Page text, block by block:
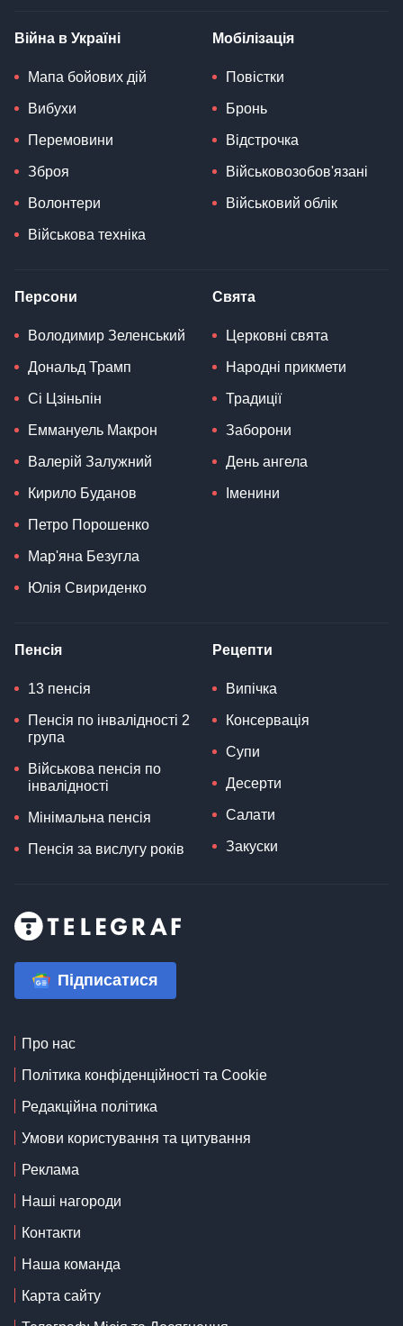
Війна в Україні
Мапа бойових дій
Вибухи
Перемовини
Зброя
Волонтери
Військова техніка
Мобілізація
Повістки
Бронь
Відстрочка
Військовозобов'язані
Військовий облік
Персони
Володимир Зеленський
Дональд Трамп
Сі Цзіньпін
Еммануель Макрон
Валерій Залужний
Кирило Буданов
Петро Порошенко
Мар'яна Безугла
Юлія Свириденко
Свята
Церковні свята
Народні прикмети
Традиції
Заборони
День ангела
Іменини
Пенсія
13 пенсія
Пенсія по інвалідності 2
група
Військова пенсія по
інвалідності
Мінімальна пенсія
Пенсія за вислугу років
Рецепти
Випічка
Консервація
Супи
Десерти
Салати
Закуски
Підписатися
Про нас
Політика конфіденційності та Cookie
Редакційна політика
Умови користування та цитування
Реклама
Наші нагороди
Контакти
Наша команда
Карта сайту